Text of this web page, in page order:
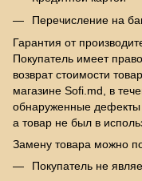
Перечисление на
Гарантия от
Покупатель имеет
возврат стоимости
магазине Sofi.md, в
обнаруженные дефекты
а товар не был в
Замену товара можно
Покупатель не